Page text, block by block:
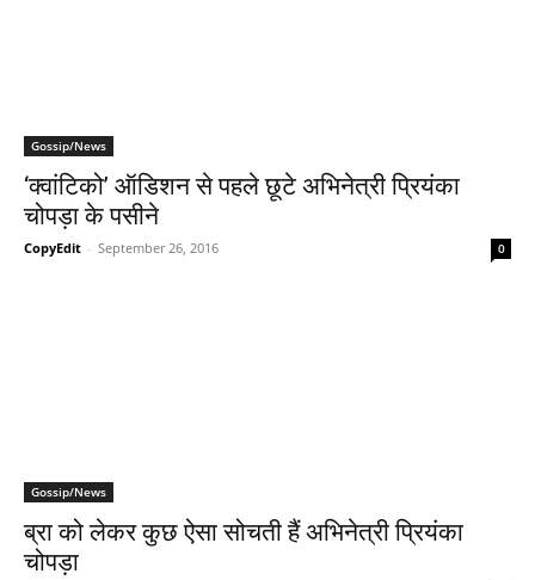
Gossip/News
‘क्‍वांटिको’ ऑडिशन से पहले छूटे अभिनेत्री प्रियंका
चोपड़ा के पसीने
CopyEdit - September 26, 2016 0
Gossip/News
ब्रा को लेकर कुछ ऐसा सोचती हैं अभिनेत्री प्रियंका
चोपड़ा